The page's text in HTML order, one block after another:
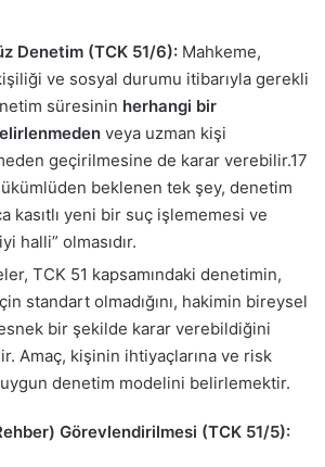
Denetim (TCK 51/6): Mahkeme,
ve sosyal durumu itibarıyla gerekli
süresinin herhangi bir
veya uzman kişi
geçirilmesine de karar verebilir.17
beklenen tek şey, denetim
kasıtlı yeni bir suç işlememesi ve
halli” olmasıdır.
TCK 51 kapsamındaki denetimin,
standart olmadığını, hakimin bireysel
bir şekilde karar verebildiğini
Amaç, kişinin ihtiyaçlarına ve risk
denetim modelini belirlemektir.
Görevlendirilmesi (TCK 51/5):